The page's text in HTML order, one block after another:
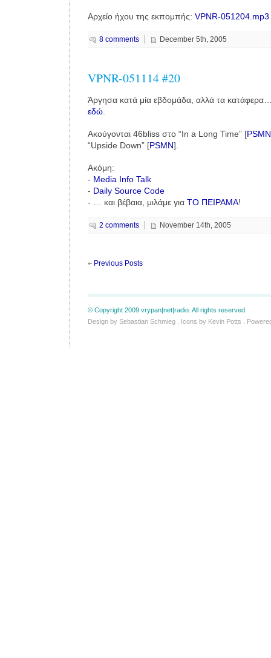
Αρχείο ήχου της εκπομπής: VPNR-051204.mp3
8 comments December 5th, 2005
VPNR-051114 #20
Άργησα κατά μία εβδομάδα, αλλά τα
εδώ.
Ακούγονται 46bliss στο “In a Long Time” [PSMN
“Upside Down” [PSMN].
Ακόμη:
- Media Info Talk
- Daily Source Code
- … και βέβαια, μιλάμε για ΤΟ ΠΕΙΡΑΜΑ!
2 comments November 14th, 2005
Previous Posts
© Copyright 2009 vrypan|net|radio. All rights reserved.
Design by Sebastian Schmieg . Icons by Kevin Potts .